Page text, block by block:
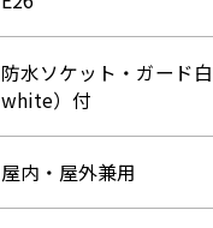
防水ソケット・ガード
white）付
屋内・屋外兼用